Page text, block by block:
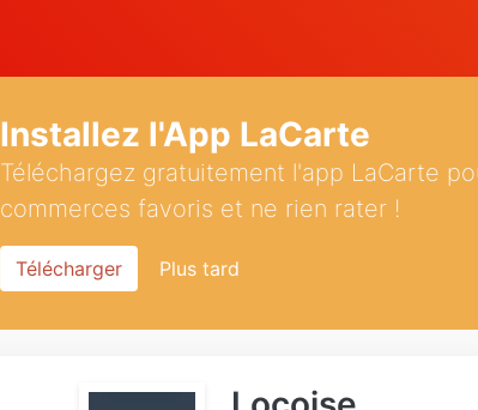
Installez l'App LaCarte
Téléchargez gratuitement l'app LaCarte
commerces favoris et ne rien rater !
Télécharger Plus tard